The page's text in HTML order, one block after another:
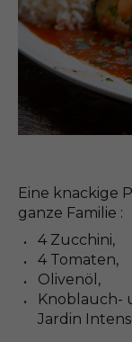
Eine knackige
ganze Familie :
4 Zucchini,
4 Tomaten,
Olivenöl,
Knoblauch-
Jardin